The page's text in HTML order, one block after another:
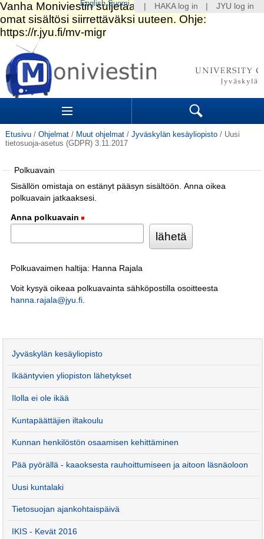
Siirry
sisältöön.
|
Siirry
navigointiin
Sections Search
Etusivu / Ohjelmat / Muut ohjelmat / Jyväskylän kesäyliopisto / Uusi
tietosuoja-asetus (GDPR) 3.11.2017
Polkuavain
Sisällön omistaja on estänyt pääsyn sisältöön. Anna oikea
polkuavain jatkaaksesi.
Anna polkuavain
Polkuavaimen haltija: Hanna Rajala
Voit kysyä oikeaa polkuavainta sähköpostilla osoitteesta
hanna.rajala@jyu.fi.
Jyväskylän kesäyliopisto
Ikääntyvien yliopiston lähetykset
Ilolla ei ole ikää
Kuntapäättäjien iltakoulu
Kunnan henkilöstön osaamisen kehittäminen
Pää pyörällä - kaaoksesta rauhoittumiseen ja aitoon läsnäoloon
Uusi kuntalaki
Tietosuojan ajankohtaispäivä
IKIS - Kevät 2016
HAKA log in JYU log in
English Suomi